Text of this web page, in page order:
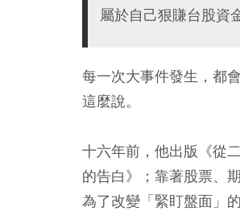
屬於自己狠賺台股資
每一次大事件發生，都
這麼說。
十六年前，他出版《從
的告白》；靠著股票、
為了改變「緊盯盤面」